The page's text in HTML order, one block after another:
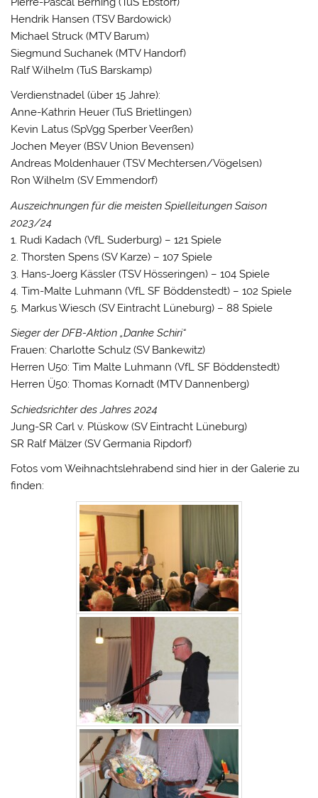
Hendrik Hansen (TSV Bardowick)
Michael Struck (MTV Barum)
Siegmund Suchanek (MTV Handorf)
Ralf Wilhelm (TuS Barskamp)
Verdienstnadel (über 15 Jahre):
Anne-Kathrin Heuer (TuS Brietlingen)
Kevin Latus (SpVgg Sperber Veerßen)
Jochen Meyer (BSV Union Bevensen)
Andreas Moldenhauer (TSV Mechtersen/Vögelsen)
Ron Wilhelm (SV Emmendorf)
Auszeichnungen für die meisten Spielleitungen Saison
2023/24
1. Rudi Kadach (VfL Suderburg) – 121 Spiele
2. Thorsten Spens (SV Karze) – 107 Spiele
3. Hans-Joerg Kässler (TSV Hösseringen) – 104 Spiele
4. Tim-Malte Luhmann (VfL SF Böddenstedt) – 102 Spiele
5. Markus Wiesch (SV Eintracht Lüneburg) – 88 Spiele
Sieger der DFB-Aktion „Danke Schiri“
Frauen: Charlotte Schulz (SV Bankewitz)
Herren U50: Tim Malte Luhmann (VfL SF Böddenstedt)
Herren Ü50: Thomas Kornadt (MTV Dannenberg)
Schiedsrichter des Jahres 2024
Jung-SR Carl v. Plüskow (SV Eintracht Lüneburg)
SR Ralf Mälzer (SV Germania Ripdorf)
Fotos vom Weihnachtslehrabend sind hier in der Galerie zu
finden: